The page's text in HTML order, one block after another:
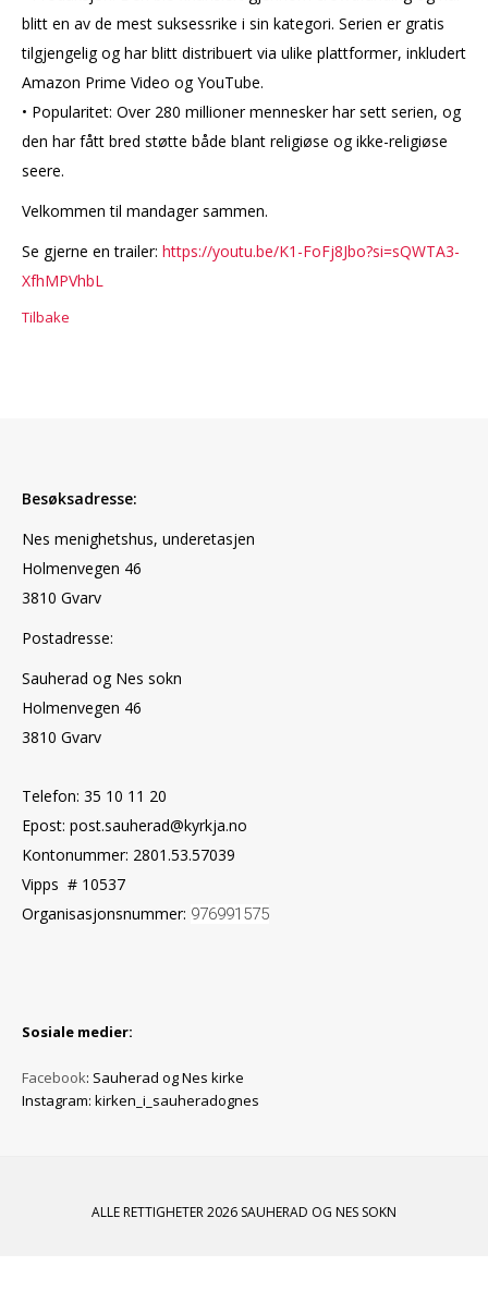
blitt en av de mest suksessrike i sin kategori. Serien er gratis
tilgjengelig og har blitt distribuert via ulike plattformer, inkludert
Amazon Prime Video og YouTube.
• Popularitet: Over 280 millioner mennesker har sett serien, og
den har fått bred støtte både blant religiøse og ikke-religiøse
seere.
Velkommen til mandager sammen.
Se gjerne en trailer: https://youtu.be/K1-FoFj8Jbo?si=sQWTA3-
XfhMPVhbL
Tilbake
Besøksadresse:
Nes menighetshus, underetasjen
Holmenvegen 46
3810 Gvarv
Postadresse:
Sauherad og Nes sokn
Holmenvegen 46
3810 Gvarv
Telefon: 35 10 11 20
Epost: post.sauherad@kyrkja.no
Kontonummer: 2801.53.57039
Vipps # 10537
Organisasjonsnummer: 976991575
Sosiale medier:
Facebook: Sauherad og Nes kirke
Instagram: kirken_i_sauheradognes
ALLE RETTIGHETER 2026 SAUHERAD OG NES SOKN